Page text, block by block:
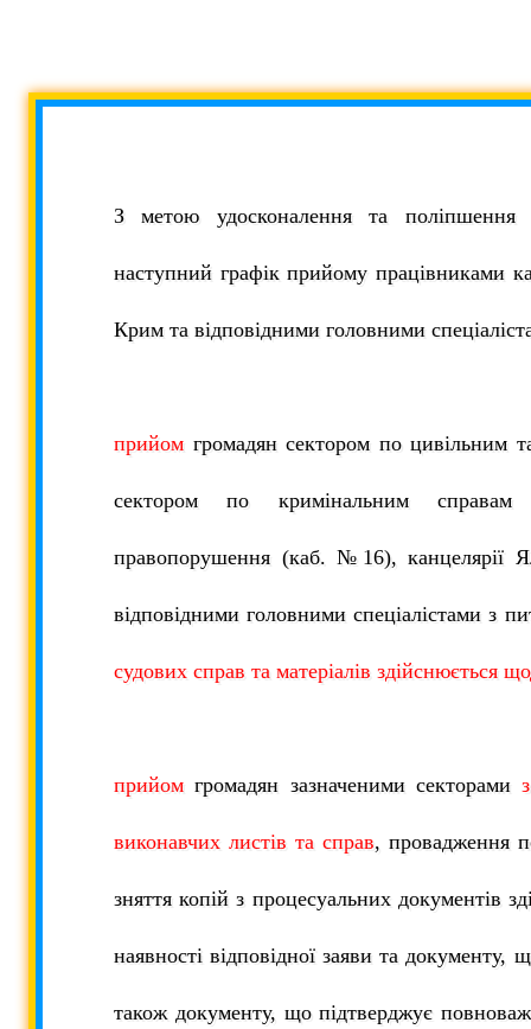
З метою удосконалення та поліпшення
наступний графік прийому працівниками
Крим та відповідними головними
прийом громадян сектором по цивільним
сектором по кримінальним справам
правопорушення (каб. №16), канцелярії
відповідними головними спеціалістами з
судових справ та матеріалів здійснюється
прийом громадян зазначеними секторами
виконавчих листів та справ, провадження
зняття копій з процесуальних документів
наявності відповідної заяви та документу,
також документу, що підтверджує